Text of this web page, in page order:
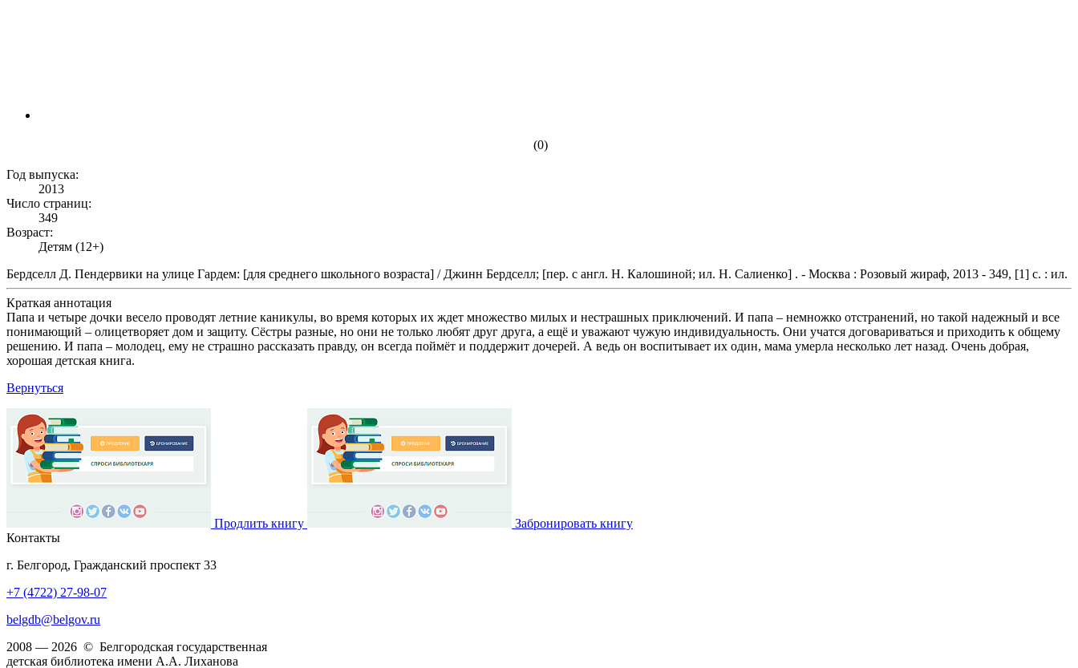
(0)
Год выпуска:
2013
Число страниц:
349
Возраст:
Детям (12+)
Бердселл Д. Пендервики на улице Гардем: [для среднего школьного возраста] / Джинн Бердселл; [пер. с англ. Н. Калошиной; ил. Н. Салиенко] . - Москва : Розовый жираф, 2013 - 349, [1] с. : ил.
Краткая аннотация
Папа и четыре дочки весело проводят летние каникулы, во время которых их ждет множество милых и нестрашных приключений. И папа – немножко отстранений, но такой надежный и все
понимающий – олицетворяет дом и защиту. Сёстры разные, но они не только любят друг друга, а ещё и уважают чужую индивидуальность. Они учатся договариваться и приходить к общему
решению. И папа – молодец, ему не страшно рассказать правду, он всегда поймёт и поддержит дочерей. А ведь он воспитывает их один, мама умерла несколько лет назад. Очень добрая,
хорошая детская книга.
Вернуться
Продлить книгу
Забронировать книгу
Контакты
г. Белгород, Гражданский проспект 33
+7 (4722) 27-98-07
belgdb@belgov.ru
2008 — 2026 © Белгородская государственная
детская библиотека имени А.А. Лиханова